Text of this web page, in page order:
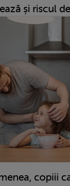
și riscul
copiii